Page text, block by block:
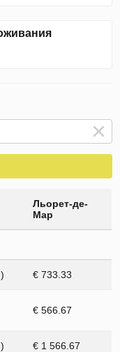
Льорет-де-
Мар
€ 733.33
€ 566.67
€ 1 566.67